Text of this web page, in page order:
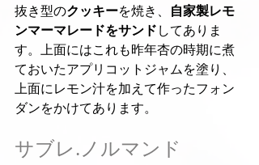
抜き型のクッキーを焼き、 自家製レモ
ンマーマレードをサンドしてありま
す。上面にはこれも昨年杏の時期に煮
ておいたアプリコットジャムを塗り、
上面にレモン汁を加えて作ったフォン
ダンをかけてあります。
サブレ.ノルマンド